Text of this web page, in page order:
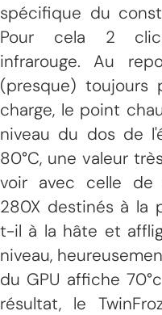
spécifique du
Pour cela 2
infrarouge. Au
(presque) toujours
charge, le point
niveau du dos de
80°C, une valeur
voir avec celle de
280X destinés à la
t-il à la hâte et
niveau,
du GPU affiche
résultat, le